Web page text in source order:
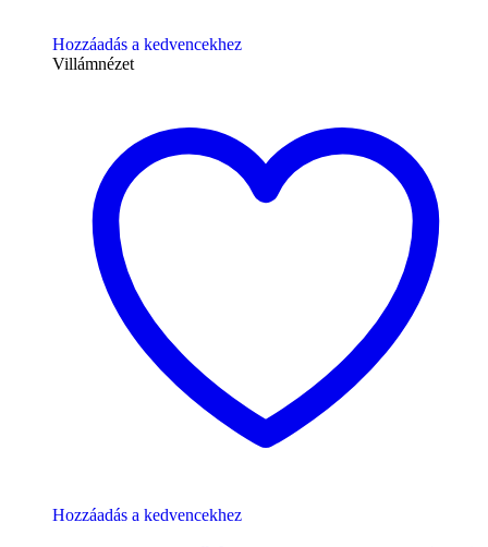
Hozzáadás a kedvencekhez
Villámnézet
Hozzáadás a kedvencekhez